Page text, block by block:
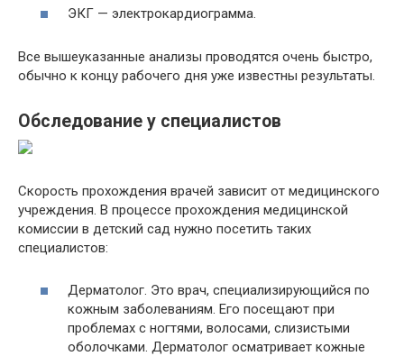
ЭКГ — электрокардиограмма.
Все вышеуказанные анализы проводятся очень быстро,
обычно к концу рабочего дня уже известны результаты.
Обследование у специалистов
Скорость прохождения врачей зависит от медицинского
учреждения. В процессе прохождения медицинской
комиссии в детский сад нужно посетить таких
специалистов:
Дерматолог. Это врач, специализирующийся по
кожным заболеваниям. Его посещают при
проблемах с ногтями, волосами, слизистыми
оболочками. Дерматолог осматривает кожные